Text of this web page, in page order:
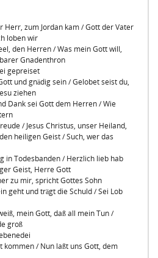
Herr, zum Jordan kam / Gott der Vater
loben wir
den Herren / Was mein Gott will,
Gnadenthron
gepreiset
und gnädig sein / Gelobet seist du,
ziehen
Dank sei Gott dem Herren / Wie
/ Jesus Christus, unser Heiland,
heiligen Geist / Such, wer das
in Todesbanden / Herzlich lieb hab
Geist, Herre Gott
zu mir, spricht Gottes Sohn
geht und trägt die Schuld / Sei Lob
mein Gott, daß all mein Tun /
groß
kommen / Nun laßt uns Gott, dem